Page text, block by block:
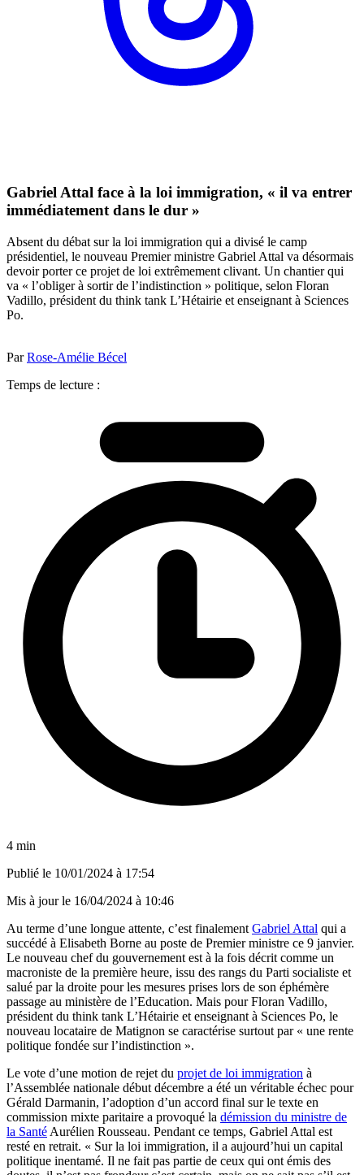
Gabriel Attal face à la loi immigration, « il va entrer
immédiatement dans le dur »
Absent du débat sur la loi immigration qui a divisé le camp
présidentiel, le nouveau Premier ministre Gabriel Attal va désormais
devoir porter ce projet de loi extrêmement clivant. Un chantier qui
va « l’obliger à sortir de l’indistinction » politique, selon Floran
Vadillo, président du think tank L’Hétairie et enseignant à Sciences
Po.
ParRose-Amélie Bécel
Temps de lecture :
4 min
Publié le 10/01/2024 à 17:54
Mis à jour le 16/04/2024 à 10:46
Au terme d’une longue attente, c’est finalement Gabriel Attal qui a
succédé à Elisabeth Borne au poste de Premier ministre ce 9 janvier.
Le nouveau chef du gouvernement est à la fois décrit comme un
macroniste de la première heure, issu des rangs du Parti socialiste et
salué par la droite pour les mesures prises lors de son éphémère
passage au ministère de l’Education. Mais pour Floran Vadillo,
président du think tank L’Hétairie et enseignant à Sciences Po, le
nouveau locataire de Matignon se caractérise surtout par « une rente
politique fondée sur l’indistinction ».
Le vote d’une motion de rejet du projet de loi immigration à
l’Assemblée nationale début décembre a été un véritable échec pour
Gérald Darmanin, l’adoption d’un accord final sur le texte en
commission mixte paritaire a provoqué la démission du ministre de
la Santé Aurélien Rousseau. Pendant ce temps, Gabriel Attal est
resté en retrait. « Sur la loi immigration, il a aujourd’hui un capital
politique inentamé. Il ne fait pas partie de ceux qui ont émis des